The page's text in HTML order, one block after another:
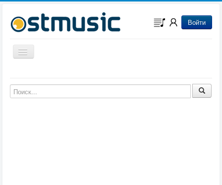
Войти
Включить/выключить навигацию
Музыка из мультфильмов
Музыка из сериалов